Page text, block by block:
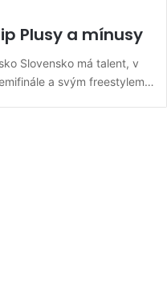
Plusy a mínusy
Slovensko má talent, v
a svým freestylem…